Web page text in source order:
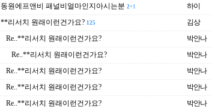
동원에프앤비 패널비얼마인지아시는분 2+1 하이
**리서치 원래이런건가요? 125 김상
Re..**리서치 원래이런건가요? 박안나
Re..**리서치 원래이런건가요? 박안나
Re..**리서치 원래이런건가요? 박안나
Re..**리서치 원래이런건가요? 박안나
Re..**리서치 원래이런건가요? 박안나